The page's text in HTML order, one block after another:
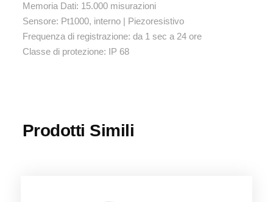
Memoria Dati: 15.000 misurazioni
Sensore: Pt1000, interno | Piezoresistivo
Frequenza di registrazione: da 1 sec a 24 ore
Classe di protezione: IP 68
Prodotti Simili